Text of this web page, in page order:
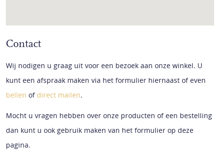
Contact
Wij nodigen u graag uit voor een bezoek aan onze winkel. U
kunt een afspraak maken via het formulier hiernaast of even
bellen ofdirect mailen.
Mocht u vragen hebben over onze producten of een bestelling
dan kunt u ook gebruik maken van het formulier op deze
pagina.